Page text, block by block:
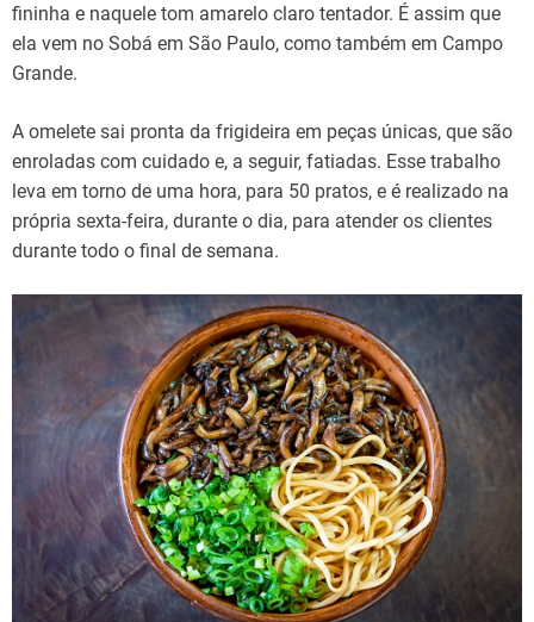
fininha e naquele tom amarelo claro tentador. É assim que
ela vem no Sobá em São Paulo, como também em Campo
Grande.
A omelete sai pronta da frigideira em peças únicas, que são
enroladas com cuidado e, a seguir, fatiadas. Esse trabalho
leva em torno de uma hora, para 50 pratos, e é realizado na
própria sexta-feira, durante o dia, para atender os clientes
durante todo o final de semana.